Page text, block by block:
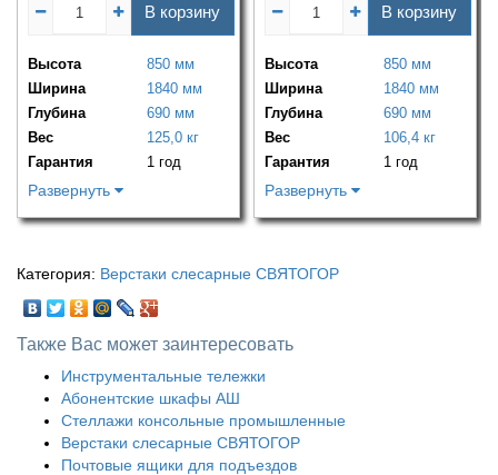
В корзину
Высота
850 мм
Ширина
1840 мм
Глубина
690 мм
Вес
125,0 кг
Гарантия
1 год
Развернуть
В корзину
Высота
850 мм
Ширина
1840 мм
Глубина
690 мм
Вес
106,4 кг
Гарантия
1 год
Развернуть
Категория: Верстаки слесарные СВЯТОГОР
Также Вас может заинтересовать
Инструментальные тележки
Абонентские шкафы АШ
Стеллажи консольные промышленные
Верстаки слесарные СВЯТОГОР
Почтовые ящики для подъездов